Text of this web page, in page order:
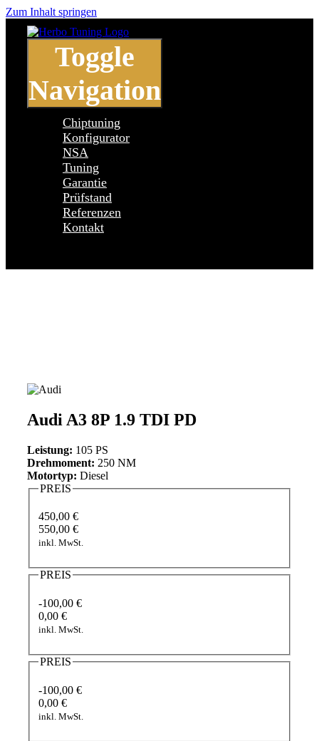
Zum Inhalt springen
Toggle
Navigation
Chiptuning
Konfigurator
NSA
Tuning
Garantie
Prüfstand
Referenzen
Kontakt
Audi A3 8P 1.9 TDI PD
Leistung: 105 PS
Drehmoment: 250 NM
Motortyp: Diesel
PREIS
450,00 €
550,00 €
inkl. MwSt.
PREIS
-100,00 €
0,00 €
inkl. MwSt.
PREIS
-100,00 €
0,00 €
inkl. MwSt.